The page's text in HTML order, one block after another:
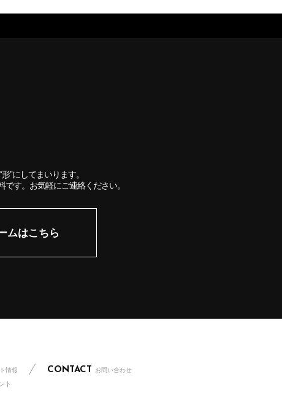
”にしてまいります。
す。お気軽にご連絡ください。
ムはこちら
情報
ト
CONTACT お問い合わせ